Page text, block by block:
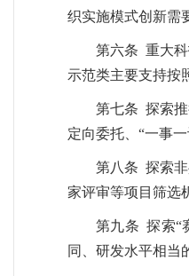
织实施模式创新需
第六条 重大
示范类主要支持按
第七条 探索
定向委托、“一事
第八条 探索
家评审等项目筛选
第九条 探索“
同、研发水平相当